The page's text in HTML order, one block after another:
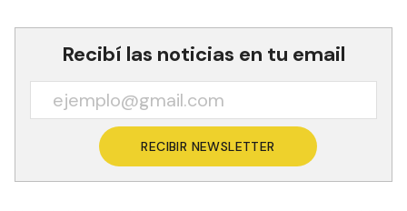
Recibí las noticias en tu email
RECIBIR NEWSLETTER